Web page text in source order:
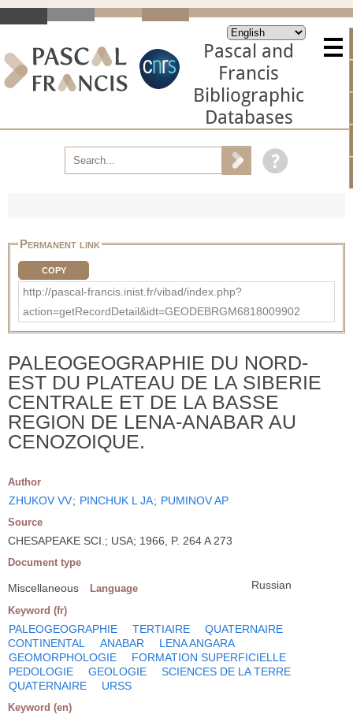
Pascal and
Francis
Bibliographic
Databases
Permanent link
COPY
http://pascal-francis.inist.fr/vibad/index.php?
action=getRecordDetail&idt=GEODEBRGM6818009902
PALEOGEOGRAPHIE DU NORD-
EST DU PLATEAU DE LA SIBERIE
CENTRALE ET DE LA BASSE
REGION DE LENA-ANABAR AU
CENOZOIQUE.
Author
ZHUKOV VV; PINCHUK L JA; PUMINOV AP
Source
CHESAPEAKE SCI.; USA; 1966, P. 264 A 273
Document type
Miscellaneous Language Russian
Keyword (fr)
PALEOGEOGRAPHIE TERTIAIRE
QUATERNAIRE
CONTINENTAL
ANABAR
LENA ANGARA
GEOMORPHOLOGIE
FORMATION SUPERFICIELLE
PEDOLOGIE
GEOLOGIE
SCIENCES DE LA TERRE
QUATERNAIRE
URSS
Keyword (en)